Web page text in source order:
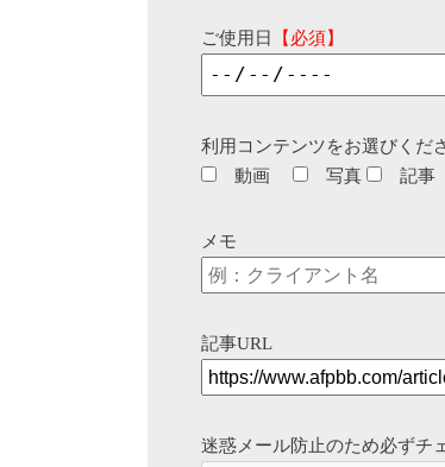
ご使用日 【必須】
利用コンテンツをお選びくだ
動画
写真 記事
メモ
記事URL
迷惑メール防止のため必ずチ